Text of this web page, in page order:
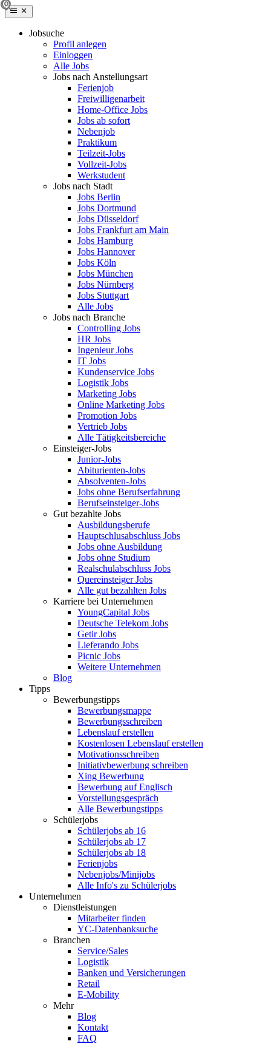
Jobsuche
Profil anlegen
Einloggen
Alle Jobs
Jobs nach Anstellungsart
Ferienjob
Freiwilligenarbeit
Home-Office Jobs
Jobs ab sofort
Nebenjob
Praktikum
Teilzeit-Jobs
Vollzeit-Jobs
Werkstudent
Jobs nach Stadt
Jobs Berlin
Jobs Dortmund
Jobs Düsseldorf
Jobs Frankfurt am Main
Jobs Hamburg
Jobs Hannover
Jobs Köln
Jobs München
Jobs Nürnberg
Jobs Stuttgart
Alle Jobs
Jobs nach Branche
Controlling Jobs
HR Jobs
Ingenieur Jobs
IT Jobs
Kundenservice Jobs
Logistik Jobs
Marketing Jobs
Online Marketing Jobs
Promotion Jobs
Vertrieb Jobs
Alle Tätigkeitsbereiche
Einsteiger-Jobs
Junior-Jobs
Abiturienten-Jobs
Absolventen-Jobs
Jobs ohne Berufserfahrung
Berufseinsteiger-Jobs
Gut bezahlte Jobs
Ausbildungsberufe
Hauptschlusabschluss Jobs
Jobs ohne Ausbildung
Jobs ohne Studium
Realschulabschluss Jobs
Quereinsteiger Jobs
Alle gut bezahlten Jobs
Karriere bei Unternehmen
YoungCapital Jobs
Deutsche Telekom Jobs
Getir Jobs
Lieferando Jobs
Picnic Jobs
Weitere Unternehmen
Blog
Tipps
Bewerbungstipps
Bewerbungsmappe
Bewerbungsschreiben
Lebenslauf erstellen
Kostenlosen Lebenslauf erstellen
Motivationsschreiben
Initiativbewerbung schreiben
Xing Bewerbung
Bewerbung auf Englisch
Vorstellungsgespräch
Alle Bewerbungstipps
Schülerjobs
Schülerjobs ab 16
Schülerjobs ab 17
Schülerjobs ab 18
Ferienjobs
Nebenjobs/Minijobs
Alle Info's zu Schülerjobs
Unternehmen
Dienstleistungen
Mitarbeiter finden
YC-Datenbanksuche
Branchen
Service/Sales
Logistik
Banken und Versicherungen
Retail
E-Mobility
Mehr
Blog
Kontakt
FAQ